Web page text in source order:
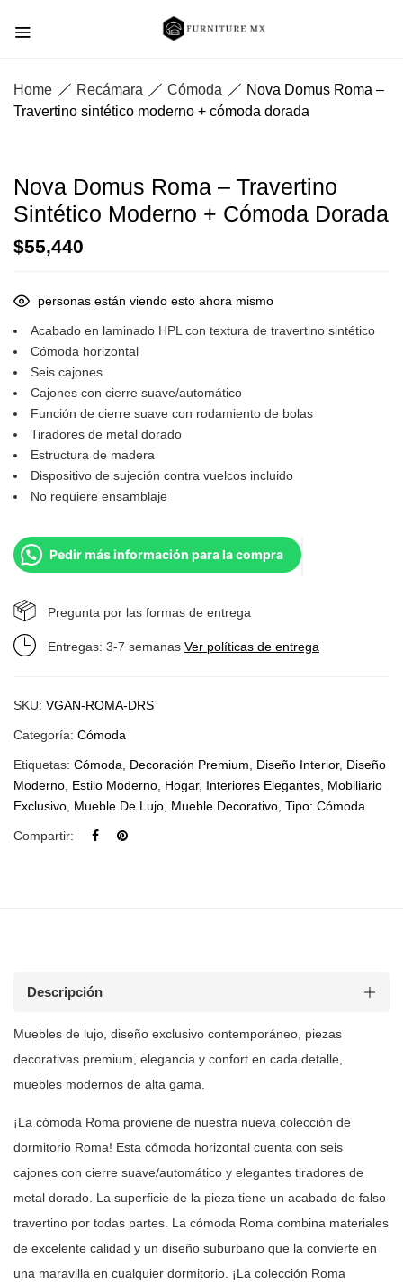
Home Recámara Cómoda
Nova Domus Roma –
Travertino sintético moderno + cómoda dorada
Nova Domus Roma – Travertino
Sintético Moderno + Cómoda Dorada
$55,440
personas están viendo esto ahora mismo
Acabado en laminado HPL con textura de travertino sintético
Cómoda horizontal
Seis cajones
Cajones con cierre suave/automático
Función de cierre suave con rodamiento de bolas
Tiradores de metal dorado
Estructura de madera
Dispositivo de sujeción contra vuelcos incluido
No requiere ensamblaje
Pedir más información para la compra
Pregunta por las formas de entrega
Entregas: 3-7 semanas Ver políticas de entrega
SKU: VGAN-ROMA-DRS
Categoría: Cómoda
Etiquetas: Cómoda Decoración Premium Diseño Interior, Diseño
Moderno Estilo Moderno Hogar, Interiores Elegantes Mobiliario
Exclusivo Mueble De Lujo Mueble Decorativo Tipo: Cómoda
Compartir:
Descripción
Muebles de lujo, diseño exclusivo contemporáneo, piezas
decorativas premium, elegancia y confort en cada detalle,
muebles modernos de alta gama.
¡La cómoda Roma proviene de nuestra nueva colección de
dormitorio Roma! Esta cómoda horizontal cuenta con seis
cajones con cierre suave/automático y elegantes tiradores de
metal dorado. La superficie de la pieza tiene un acabado de falso
travertino por todas partes. La cómoda Roma combina materiales
de excelente calidad y un diseño suburbano que la convierte en
una maravilla en cualquier dormitorio. ¡La colección Roma